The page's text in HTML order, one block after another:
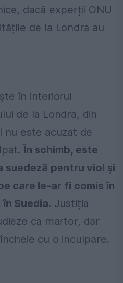
dacă experții ONU
de la Londra au
în interiorul
de la Londra, din
nu este acuzat de
În schimb, este
pentru viol și
care le-ar fi comis în
Suedia. Justiția
ca martor, dar
cu o inculpare.